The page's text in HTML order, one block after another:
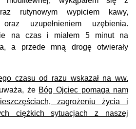
rutynowym wypiciem kawy,
uzupełnieniem uzębienia.
na czas i miałem 5 minut na
a przede mną drogę otwierały
czasu od razu wskazał na ww.
że Bóg Ojciec pomaga nam
zagrożeniu życia i
ciężkich sytuacjach z naszej